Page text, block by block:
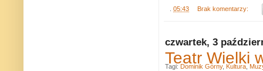
05:43 Brak komentarzy:
czwartek, 3
Teatr Wielki
Tagi: Dominik Górny, Kultura